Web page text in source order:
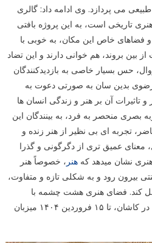
طبیعی می پردازد. وی ادامه داد: گالری
تاریخی است، به این پروژه بافتی
فضاهای خاص این مکان، به خوبی با
بروند، هم خوانی دارند و این تضاد
حس بسیار خاصی به بازدیدکنندگان
بدین سان به صورتی دعوت به
تاثیرات آن بر هنر و زندگی انسان ها
بصری منحصر به فرد، به بینندگان این
تجربه ای بی نظیر از هنر زنده و
معنای عمیق تری از دگرگونی و گذرا
هنری نشان میدهد که هنر ، خصوصاً هنر
بیرون رود و به شکلی تازه و متفاوت،
کند. فضای هنری هشت چشمه با
در کاشان، تا ۱۵ فروردین ۱۴۰۴ میزبان